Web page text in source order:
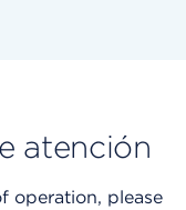
atención
operation, please